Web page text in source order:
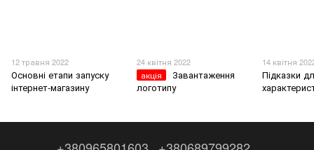
12 травня 2022
Основні етапи запуску
інтернет-магазину
24 квітня 2022
акція
Завантаження
логотипу
14 квітня
Підказки